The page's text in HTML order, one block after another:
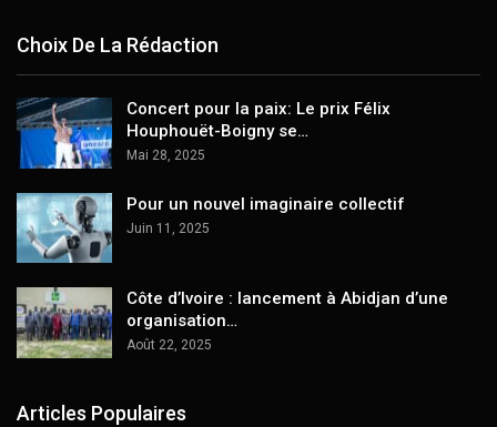
Choix De La Rédaction
Concert pour la paix: Le prix Félix
Houphouët-Boigny se…
Mai 28, 2025
Pour un nouvel imaginaire collectif
Juin 11, 2025
Côte d’Ivoire : lancement à Abidjan d’une
organisation…
Août 22, 2025
Articles Populaires